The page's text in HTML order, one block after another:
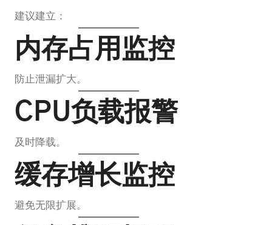
建议建立：
内存占用监控
防止泄漏扩大。
CPU负载报警
及时降载。
缓存增长监控
避免无限扩展。